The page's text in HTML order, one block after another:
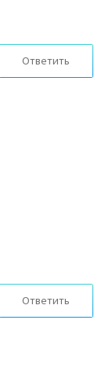
Ответить
Ответить